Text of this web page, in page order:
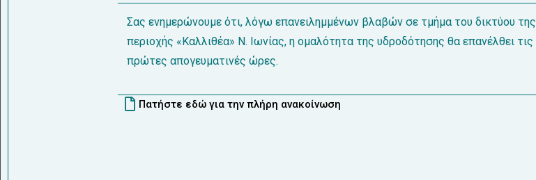
Σας ενημερώνουμε ότι, λόγω επανειλημμένων βλαβών σε τμήμα του δικτύου της
περιοχής «Καλλιθέα» Ν. Ιωνίας, η ομαλότητα της υδροδότησης θα επανέλθει τις
πρώτες απογευματινές ώρες.
Πατήστε εδώ για την πλήρη ανακοίνωση